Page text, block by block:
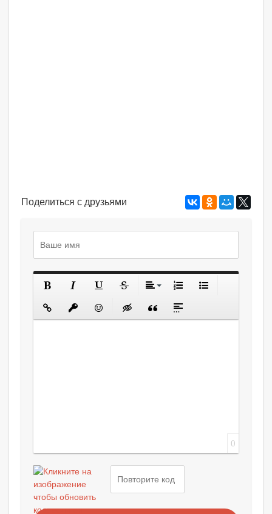
Поделиться с друзьями
0